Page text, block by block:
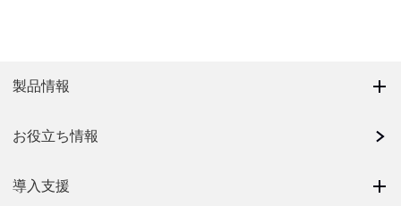
製品情報
お役立ち情報
導入支援